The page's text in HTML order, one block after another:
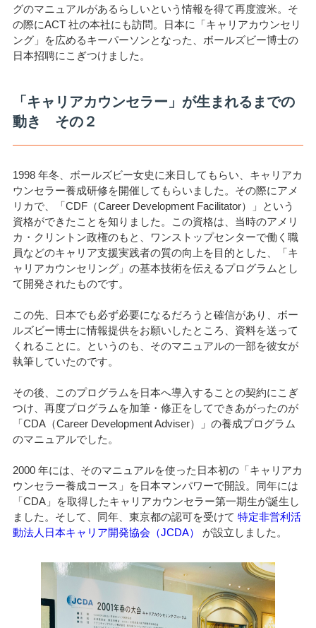
グのマニュアルがあるらしいという情報を得て再度渡米。そ
の際にACT 社の本社にも訪問。日本に「キャリアカウンセリ
ング」を広めるキーパーソンとなった、ボールズビー博士の
日本招聘にこぎつけました。
「キャリアカウンセラー」が生まれるまでの
動き その２
1998 年冬、ボールズビー女史に来日してもらい、キャリアカ
ウンセラー養成研修を開催してもらいました。その際にアメ
リカで、「CDF（Career Development Facilitator）」という
資格ができたことを知りました。この資格は、当時のアメリ
カ・クリントン政権のもと、ワンストップセンターで働く職
員などのキャリア支援実践者の質の向上を目的とした、「キ
ャリアカウンセリング」の基本技術を伝えるプログラムとし
て開発されたものです。
この先、日本でも必ず必要になるだろうと確信があり、ボー
ルズビー博士に情報提供をお願いしたところ、資料を送って
くれることに。というのも、そのマニュアルの一部を彼女が
執筆していたのです。
その後、このプログラムを日本へ導入することの契約にこぎ
つけ、再度プログラムを加筆・修正をしてできあがったのが
「CDA（Career Development Adviser）」の養成プログラム
のマニュアルでした。
2000 年には、そのマニュアルを使った日本初の「キャリアカ
ウンセラー養成コース」を日本マンパワーで開設。同年には
「CDA」を取得したキャリアカウンセラー第一期生が誕生し
ました。そして、同年、東京都の認可を受けて特定非営利活
動法人日本キャリア開発協会（JCDA）
が設立しました。